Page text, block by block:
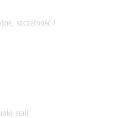
szczelność i
stali